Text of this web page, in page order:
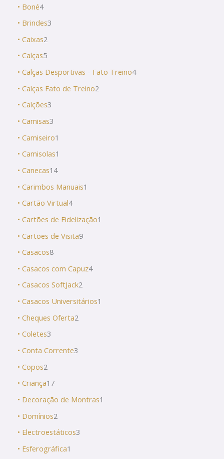
• Boné4
• Brindes3
• Caixas2
• Calças5
• Calças Desportivas - Fato Treino4
• Calças Fato de Treino2
• Calções3
• Camisas3
• Camiseiro1
• Camisolas1
• Canecas14
• Carimbos Manuais1
• Cartão Virtual4
• Cartões de Fidelização1
• Cartões de Visita9
• Casacos8
• Casacos com Capuz4
• Casacos SoftJack2
• Casacos Universitários1
• Cheques Oferta2
• Coletes3
• Conta Corrente3
• Copos2
• Criança17
• Decoração de Montras1
• Domínios2
• Electroestáticos3
• Esferográfica1